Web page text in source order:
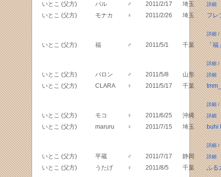
いとこ (父方) バル ♂ 2011/2/17 埼玉 詳細
いとこ (父方) モナカ ♀ 2011/2/26 埼玉 フレ
詳細/
いとこ (父方) 福 ♂ 2011/5/1 千葉 「福
詳細/
いとこ (父方) バロン ♂ 2011/5/8 山形 詳細
いとこ (父方) CLARA ♀ 2011/5/17 千葉
詳細/
いとこ (父方) モコ ♀ 2011/6/25 沖縄 詳細
いとこ (父方) maruru ♀ 2011/7/15 埼玉 buhi
詳細/
いとこ (父方) 平蔵 ♂ 2011/7/17 静岡 詳細
いとこ (父方) うたげ ♀ 2011/8/5 千葉 ふる